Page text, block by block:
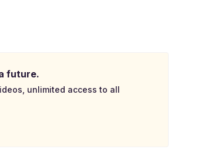
future.
unlimited access to all